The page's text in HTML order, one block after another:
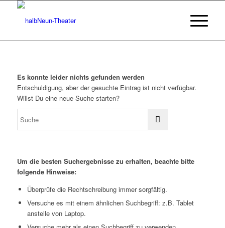
Es konnte leider nichts gefunden werden
Entschuldigung, aber der gesuchte Eintrag ist nicht verfügbar.
Willst Du eine neue Suche starten?
Um die besten Suchergebnisse zu erhalten, beachte bitte
folgende Hinweise:
Überprüfe die Rechtschreibung immer sorgfältig.
Versuche es mit einem ähnlichen Suchbegriff: z.B. Tablet
anstelle von Laptop.